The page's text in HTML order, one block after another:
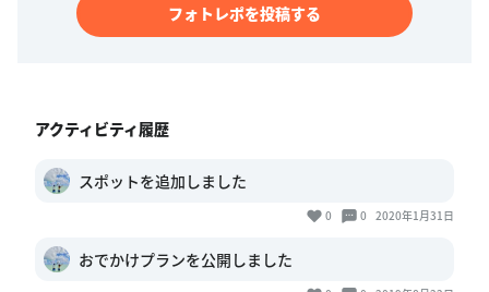
フォトレポを投稿する
アクティビティ履歴
スポットを追加しました
0 0 2020年1月31日
おでかけプランを公開しました